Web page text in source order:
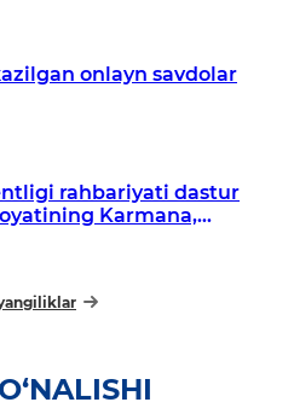
onlayn savdolar
rahbariyati dastur
Karmana,